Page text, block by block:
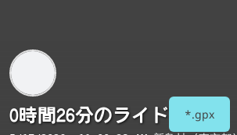
0時間26分のライド *.gpx